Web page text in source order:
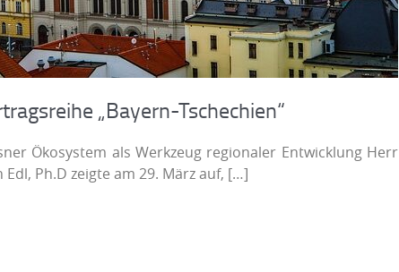
„Bayern-Tschechien“
Ökosystem als Werkzeug regionaler Entwicklung Herr
Edl, Ph.D zeigte am 29. März auf, […]